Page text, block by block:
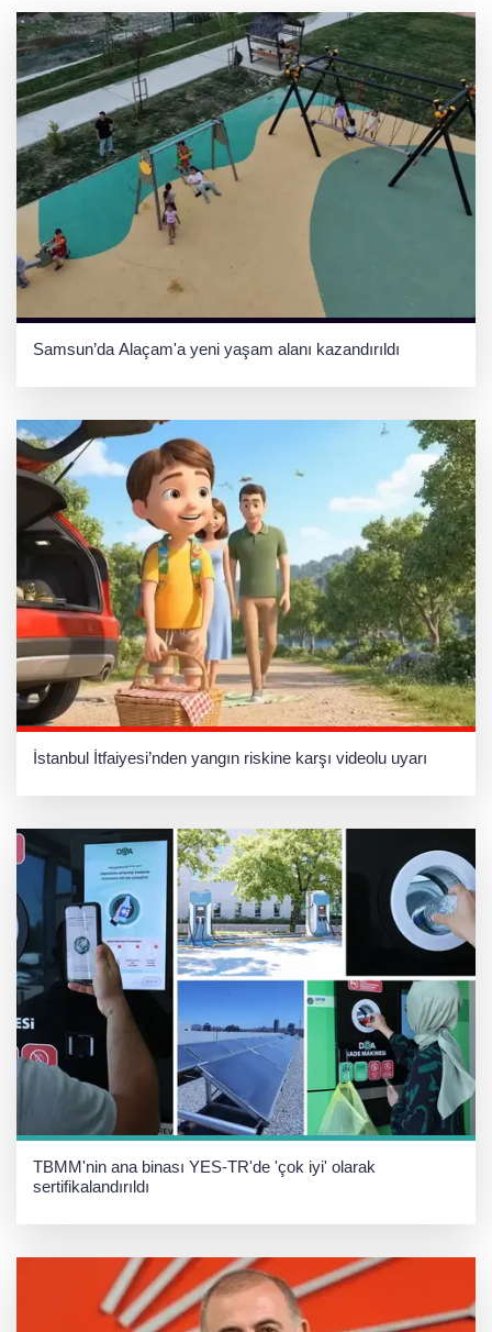
Samsun’da Alaçam'a yeni yaşam alanı kazandırıldı
İstanbul İtfaiyesi’nden yangın riskine karşı videolu uyarı
TBMM'nin ana binası YES-TR'de 'çok iyi' olarak
sertifikalandırıldı